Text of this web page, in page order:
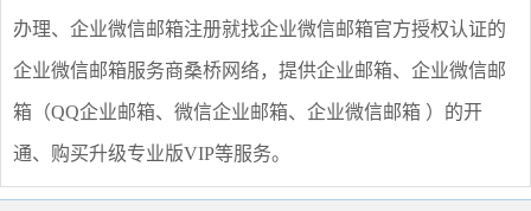
办理、企业微信邮箱注册就找企业微信邮箱官方授权认证的
企业微信邮箱服务商桑桥网络，提供企业邮箱、企业微信邮
箱（QQ企业邮箱、微信企业邮箱、企业微信邮箱 ）的开
通、购买升级专业版VIP等服务。